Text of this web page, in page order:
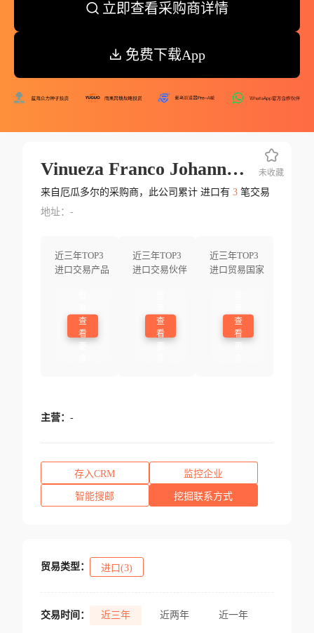
立即查看采购商详情
免费下载App
Vinueza Franco Johanna Isabel
来自厄瓜多尔的采购商，此公司累计 进口有 3笔交易
地址：-
近三年TOP3
进口交易产品
查
看
近三年TOP3
进口交易伙伴
查
看
近三年TOP3
进口贸易国家
查
看
未收藏
主营： -
存入CRM 监控企业
智能搜邮 挖掘联系方式
贸易类型： 进口(3)
交易时间： 近三年 近两年 近一年